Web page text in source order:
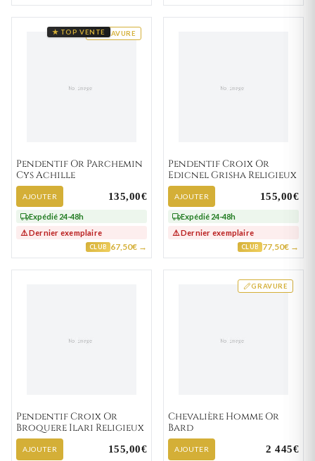
GRAVURE
★ TOP VENTE
Pendentif Or Parchemin
Cys Achille
AJOUTER 135,00€
Expédié 24-48h
⚠️ Dernier exemplaire
CLUB 67,50€ →
Pendentif Croix Or
Edicnel Grisha Religieux
AJOUTER 155,00€
Expédié 24-48h
⚠️ Dernier exemplaire
CLUB 77,50€ →
Pendentif Croix Or
Broquere Ilari Religieux
AJOUTER 155,00€
GRAVURE
Chevalière Homme Or
Bard
AJOUTER 2 445€